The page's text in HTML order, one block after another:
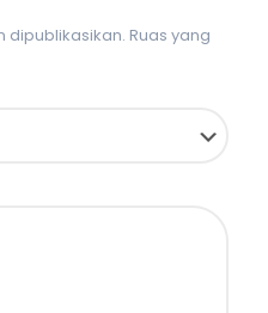
dipublikasikan. Ruas yang